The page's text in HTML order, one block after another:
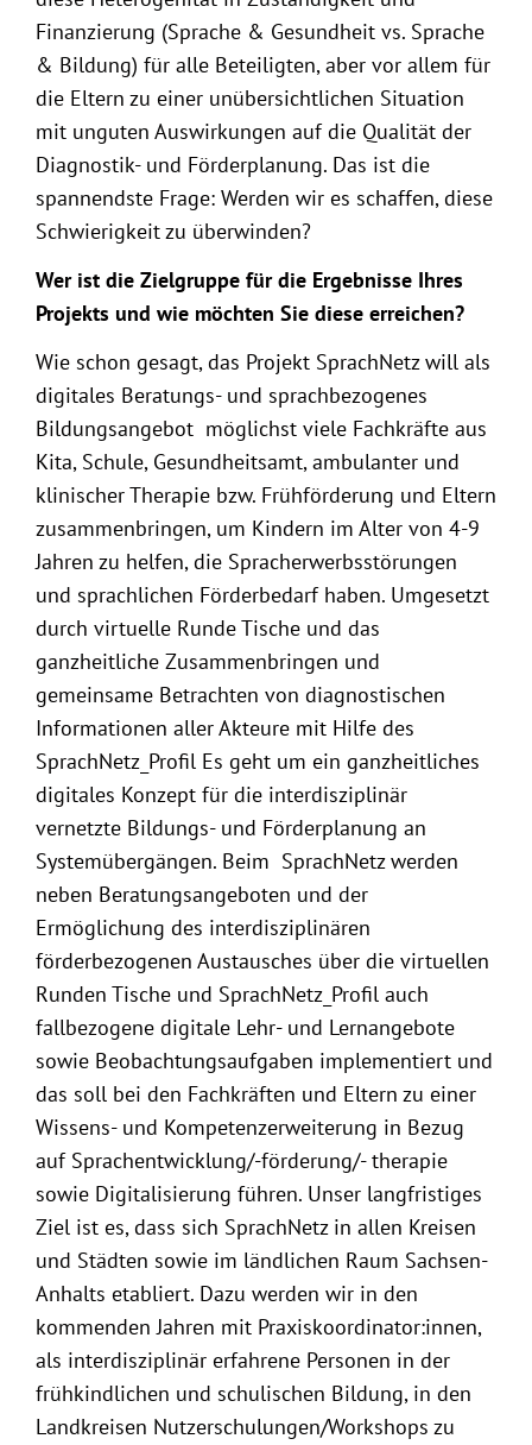
Finanzierung (Sprache & Gesundheit vs. Sprache
& Bildung) für alle Beteiligten, aber vor allem für
die Eltern zu einer unübersichtlichen Situation
mit unguten Auswirkungen auf die Qualität der
Diagnostik- und Förderplanung. Das ist die
spannendste Frage: Werden wir es schaffen, diese
Schwierigkeit zu überwinden?
Wer ist die Zielgruppe für die Ergebnisse Ihres
Projekts und wie möchten Sie diese erreichen?
Wie schon gesagt, das Projekt SprachNetz will als
digitales Beratungs- und sprachbezogenes
Bildungsangebot möglichst viele Fachkräfte aus
Kita, Schule, Gesundheitsamt, ambulanter und
klinischer Therapie bzw. Frühförderung und Eltern
zusammenbringen, um Kindern im Alter von 4-9
Jahren zu helfen, die Spracherwerbsstörungen
und sprachlichen Förderbedarf haben. Umgesetzt
durch virtuelle Runde Tische und das
ganzheitliche Zusammenbringen und
gemeinsame Betrachten von diagnostischen
Informationen aller Akteure mit Hilfe des
SprachNetz_Profil Es geht um ein ganzheitliches
digitales Konzept für die interdisziplinär
vernetzte Bildungs- und Förderplanung an
Systemübergängen. Beim SprachNetz werden
neben Beratungsangeboten und der
Ermöglichung des interdisziplinären
förderbezogenen Austausches über die virtuellen
Runden Tische und SprachNetz_Profil auch
fallbezogene digitale Lehr- und Lernangebote
sowie Beobachtungsaufgaben implementiert und
das soll bei den Fachkräften und Eltern zu einer
Wissens- und Kompetenzerweiterung in Bezug
auf Sprachentwicklung/-förderung/- therapie
sowie Digitalisierung führen. Unser langfristiges
Ziel ist es, dass sich SprachNetz in allen Kreisen
und Städten sowie im ländlichen Raum Sachsen-
Anhalts etabliert. Dazu werden wir in den
kommenden Jahren mit Praxiskoordinator:innen,
als interdisziplinär erfahrene Personen in der
frühkindlichen und schulischen Bildung, in den
Landkreisen Nutzerschulungen/Workshops zu